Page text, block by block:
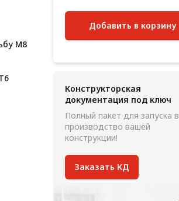
М8
Добавить в корзину
Конструкторская
документация под ключ
Полный пакет для запуска в
производство вашей
конструкции!
Заказать КД